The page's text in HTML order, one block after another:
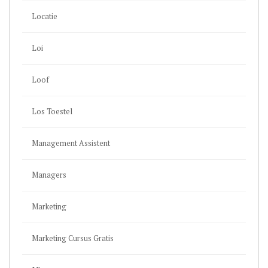
Locatie
Loi
Loof
Los Toestel
Management Assistent
Managers
Marketing
Marketing Cursus Gratis